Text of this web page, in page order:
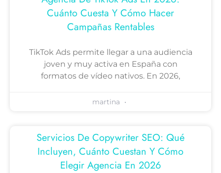
Cuánto Cuesta Y Cómo Hacer
Campañas Rentables
TikTok Ads permite llegar a una audiencia
joven y muy activa en España con
formatos de vídeo nativos. En 2026,
martina
Servicios De Copywriter SEO: Qué
Incluyen, Cuánto Cuestan Y Cómo
Elegir Agencia En 2026